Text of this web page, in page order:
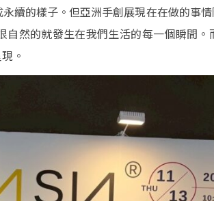
續的樣子。但亞洲手創展現在在做的事
然的就發生在我們生活的每一個瞬間
。